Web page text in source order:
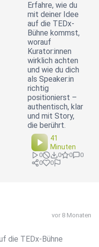
Erfahre, wie du
mit deiner Idee
auf die TEDx-
Bühne kommst,
worauf
Kurator:innen
wirklich achten
und wie du dich
als Speaker:in
richtig
positionierst –
authentisch, klar
und mit Story,
die berührt.
41
Minuten
0 0 0
0
0
0
vor 8 Monaten
die TEDx-Bühne